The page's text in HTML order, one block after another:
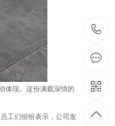
体现。这份满载深情的
工们纷纷表示，公司发